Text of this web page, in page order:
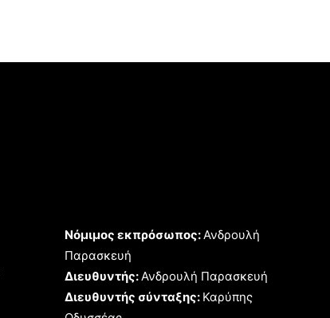
Νόμιμος εκπρόσωπος: Ανδρουλή
Παρασκευή
Διευθυντής: Ανδρουλή Παρασκευή
Διευθυντής σύνταξης: Καρύπης